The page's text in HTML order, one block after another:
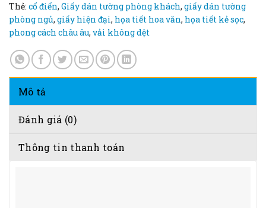
Thẻ: cổ điển, Giấy dán tường phòng khách, giấy dán tường
phòng ngủ, giấy hiện đại, họa tiết hoa văn, họa tiết kẻ sọc,
phong cách châu âu, vải không dệt
Mô tả
Đánh giá (0)
Thông tin thanh toán